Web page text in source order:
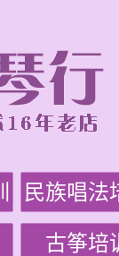
民族唱法
古筝培